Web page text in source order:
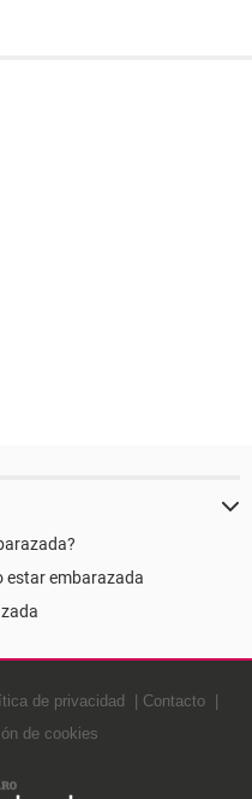
estar embarazada
de privacidad
Contacto
de cookies